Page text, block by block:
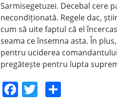
Sarmisegetuzei. Decebal cere
necondiționată. Regele dac,
cum să uite faptul că el
seama ce însemna asta. În
pentru uciderea
pregătește pentru lupta
F T